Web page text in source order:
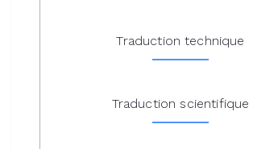
Traduction technique
Traduction scientifique